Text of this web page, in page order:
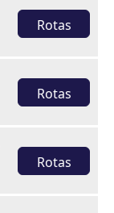
Rotas
Rotas
Rotas